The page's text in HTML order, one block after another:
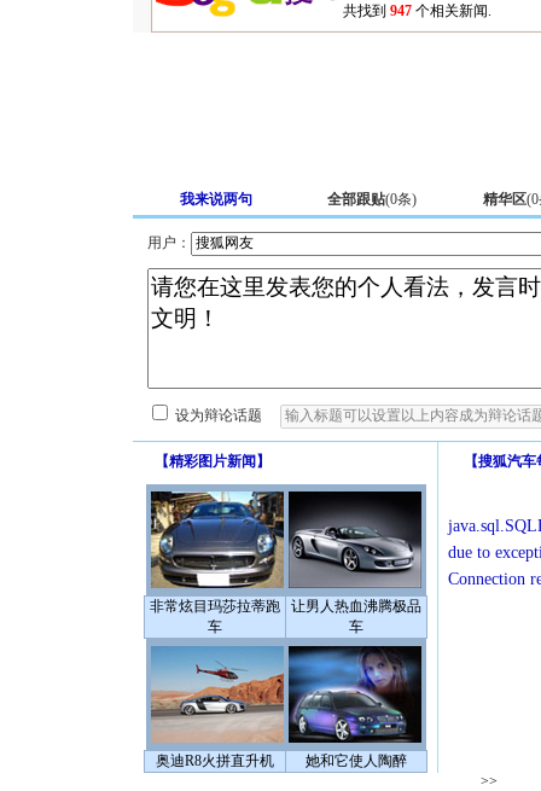
共找到 947 个相关新闻.
我来说两句 全部跟贴(0条) 精华区(0
用户：
设为辩论话题
【精彩图片新闻 】
非常炫目玛莎拉蒂跑
车
让男人热血沸腾极品
车
奥迪R8火拼直升机 她和它使人陶醉
【搜狐汽车
due to
Connection
>>